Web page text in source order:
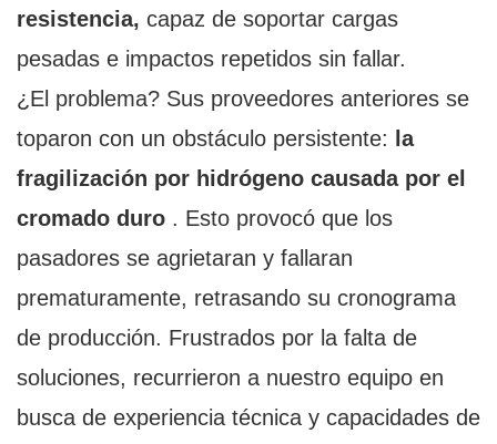
resistencia, capaz de soportar cargas
pesadas e impactos repetidos sin fallar.
¿El problema? Sus proveedores anteriores se
toparon con un obstáculo persistente:
la
fragilización por hidrógeno causada por el
cromado duro . Esto provocó que los
pasadores se agrietaran y fallaran
prematuramente, retrasando su cronograma
de producción. Frustrados por la falta de
soluciones, recurrieron a nuestro equipo en
busca de experiencia técnica y capacidades de